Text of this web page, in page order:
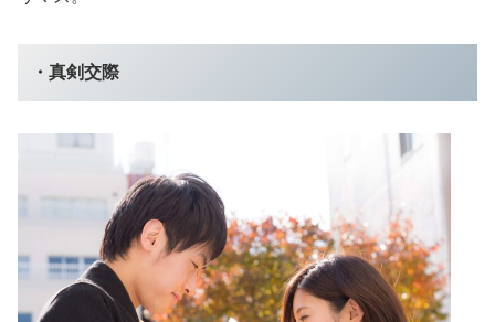
・真剣交際